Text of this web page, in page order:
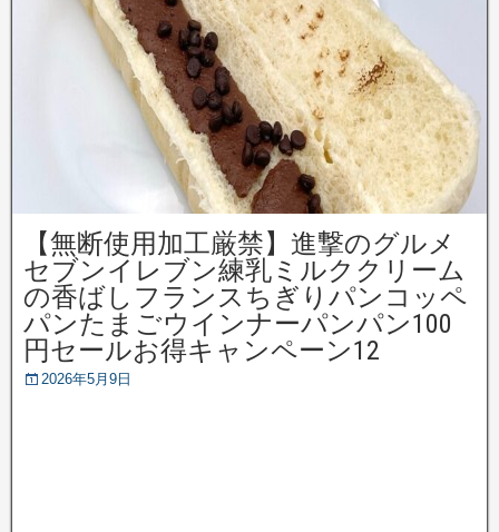
【無断使用加工厳禁】進撃のグルメ
セブンイレブン練乳ミルククリーム
の香ばしフランスちぎりパンコッペ
パンたまごウインナーパンパン100
円セールお得キャンペーン12
2026年5月9日